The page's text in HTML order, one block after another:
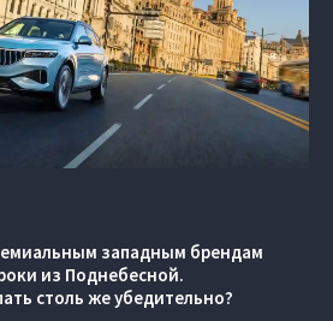
западным брендам
из Поднебесной.
столь же убедительно?